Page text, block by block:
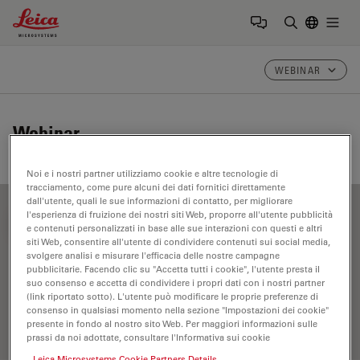
Leica Microsystems Logo
WEBINAR
Webinar
FILTER ARTICLES
Apertura Numerica
Noi e i nostri partner utilizziamo cookie e altre tecnologie di
tracciamento, come pure alcuni dei dati fornitici direttamente
dall'utente, quali le sue informazioni di contatto, per migliorare
l'esperienza di fruizione dei nostri siti Web, proporre all'utente pubblicità
e contenuti personalizzati in base alle sue interazioni con questi e altri
siti Web, consentire all'utente di condividere contenuti sui social media,
svolgere analisi e misurare l'efficacia delle nostre campagne
pubblicitarie. Facendo clic su "Accetta tutti i cookie", l'utente presta il
suo consenso e accetta di condividere i propri dati con i nostri partner
(link riportato sotto). L'utente può modificare le proprie preferenze di
consenso in qualsiasi momento nella sezione "Impostazioni dei cookie"
presente in fondo al nostro sito Web. Per maggiori informazioni sulle
prassi da noi adottate, consultare l'Informativa sui cookie